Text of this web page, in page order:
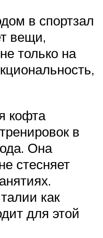
в спортзал
вещи,
только на
кофта
в
Она
стесняет
как
для этой